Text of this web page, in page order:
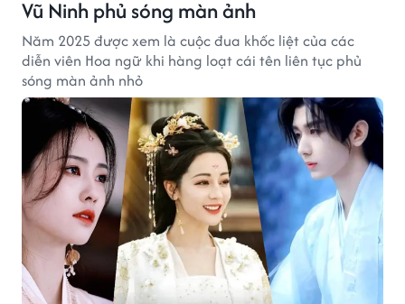
Vũ Ninh phủ sóng màn ảnh
Năm 2025 được xem là cuộc đua khốc liệt của các
diễn viên Hoa ngữ khi hàng loạt cái tên liên tục phủ
sóng màn ảnh nhỏ